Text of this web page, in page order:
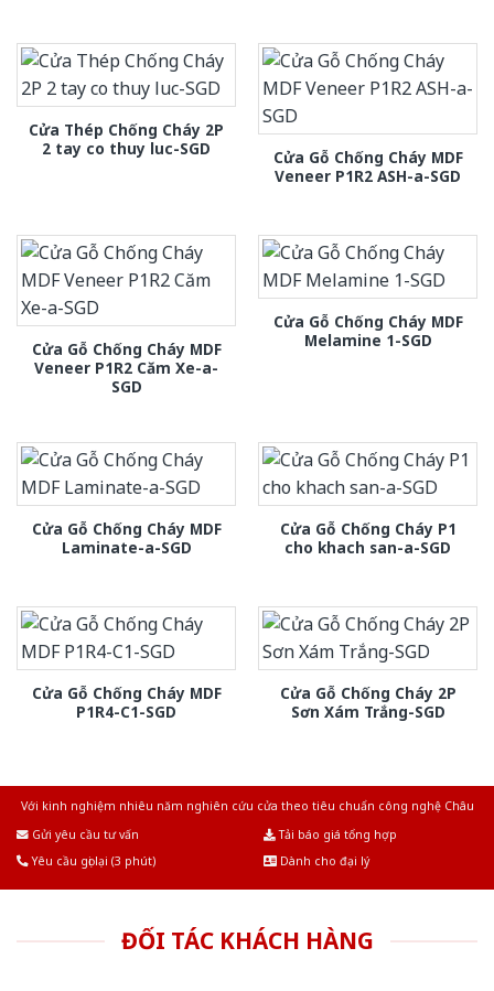
Cửa Thép Chống Cháy 2P
2 tay co thuy luc-SGD
Cửa Gỗ Chống Cháy MDF
Veneer P1R2 ASH-a-SGD
Cửa Gỗ Chống Cháy MDF
Veneer P1R2 Căm Xe-a-
SGD
Cửa Gỗ Chống Cháy MDF
Melamine 1-SGD
Cửa Gỗ Chống Cháy MDF
Laminate-a-SGD
Cửa Gỗ Chống Cháy P1
cho khach san-a-SGD
Cửa Gỗ Chống Cháy MDF
P1R4-C1-SGD
Cửa Gỗ Chống Cháy 2P
Sơn Xám Trắng-SGD
Với kinh nghiệm nhiêu năm nghiên cứu cửa theo tiêu chuẩn công nghệ Châu
Gửi yêu cầu tư vấn
Tải báo giá tổng hợp
Yêu cầu gọi lại (3 phút)
Dành cho đại lý
ĐỐI TÁC KHÁCH HÀNG